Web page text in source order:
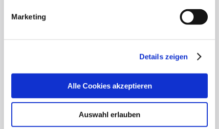
Marketing
Details zeigen
Alle Cookies akzeptieren
Auswahl erlauben
Mit unserem Newsletter bleiben Sie zu Events,
Highlights und aktuellen Angeboten in